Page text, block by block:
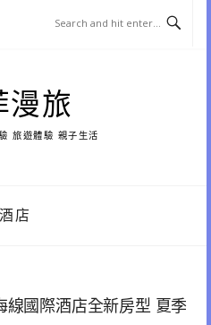
漫旅
旅遊體驗 親子生活
店
線國際酒店全新房型 夏季